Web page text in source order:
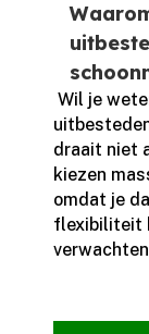
Wil je
draait niet
kiezen
omdat je
flexibiliteit